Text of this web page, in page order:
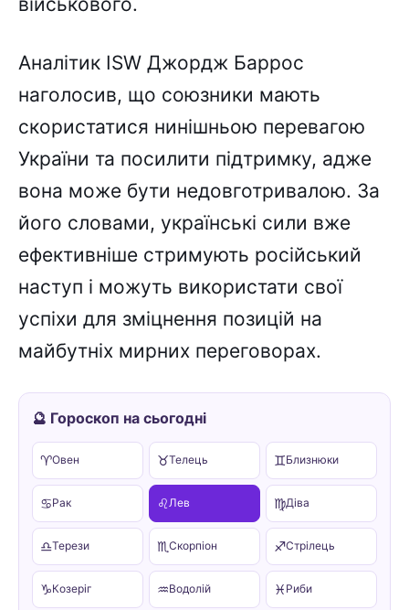
Аналітик ISW Джордж Баррос
наголосив, що союзники мають
скористатися нинішньою перевагою
України та посилити підтримку, адже
вона може бути недовготривалою. За
його словами, українські сили вже
ефективніше стримують російський
наступ і можуть використати свої
успіхи для зміцнення позицій на
майбутніх мирних переговорах.
🔮 Гороскоп на сьогодні
♈Овен ♉Телець ♊Близнюки
♋Рак ♌Лев ♍Діва
♎Терези ♏Скорпіон ♐Стрілець
♑Козеріг ♒Водолій ♓ Риби